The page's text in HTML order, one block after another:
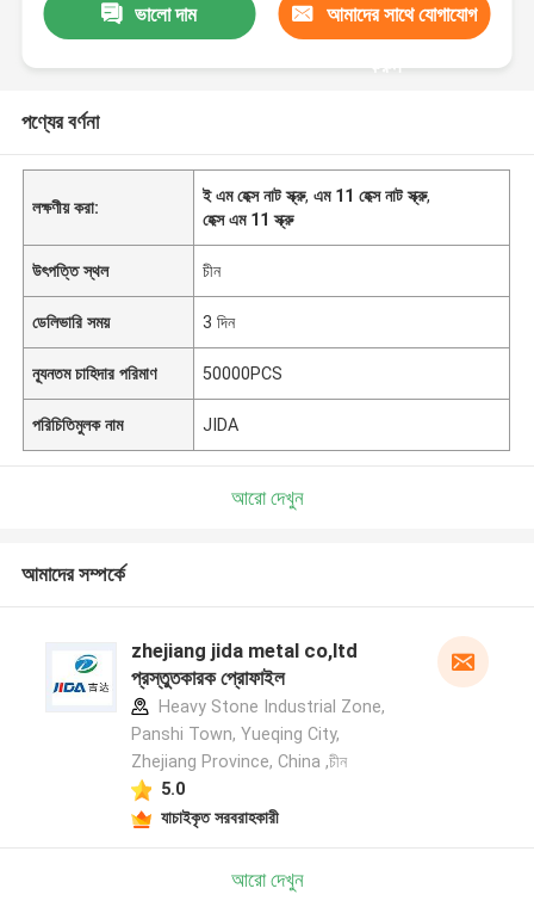
ভালো দাম আমাদের সাথে যোগাযোগ
করুন
পণ্যের বর্ণনা
লক্ষণীয় করা:
ই এম হেক্স নাট স্ক্রু,এম 11 হেক্স নাট স্ক্রু,
হেক্স এম 11 স্ক্রু
উৎপত্তি স্থল চীন
ডেলিভারি সময় 3 দিন
ন্যূনতম চাহিদার পরিমাণ 50000PCS
পরিচিতিমুলক নাম JIDA
আরো দেখুন
আমাদের সম্পর্কে
zhejiang jida metal co,ltd
প্রস্তুতকারক প্রোফাইল
Heavy Stone Industrial Zone,
Panshi Town, Yueqing City,
Zhejiang Province, China ,চীন
5.0
যাচাইকৃত সরবরাহকারী
আরো দেখুন